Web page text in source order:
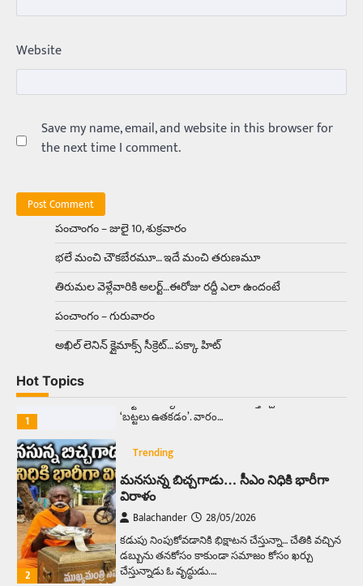
Website
Save my name, email, and website in this browser for
the next time I comment.
పంచాంగం – జులై 10, శుక్రవారం
భలే మంచి చౌకబేరమూ… ఇదే మంచి తరుణమూ
తిరుమల వెళ్లేవారికి అలర్ట్‌…ఈరోజు రద్దీ ఎలా ఉందంటే
పంచాంగం – గురువారం
అఖిల్‌ లెనిన్ క్లైమాక్స్‌ సీక్రెట్‌… పక్కా హిట్‌
Hot Topics
Balachander 15/04/2026
అందమైన అమ్మాయిని పుత్తడి బొమ్మఅని లేదా బాపూ
అందంగా ఉంటారనే నానుడి…
Balachander
ఉత్తర ప్రదేశ్‌లోని ఝాన్సీ జిల్లాలో ఒక వింతైన రోడ్డు
ప్రమాదం చోటుచేసుకుంది. ఝాన్సీ–కాన్పూర్ జాతీయ
రహదారిపై వేల సంఖ్యలో బీరు…
1
Trending
అక్కడ ఆదివారం బట్టలు ఉతికితే…జైలుకే
సాఫ్ట్‌వేర్ ఉద్యోగి వరకు అందరికీ గుర్తొచ్చే మొదటి పని
‘బట్టలు ఉతకడం’. వారం…
2
Trending
మనసున్న బిచ్చగాడు… సీఎం నిధికి భారీగా
విరాళం
Balachander 28/05/2026
కడుపు నింపుకోవడానికి భిక్షాటన చేస్తున్నా… చేతికి వచ్చిన
డబ్బును తనకోసం కాకుండా సమాజం కోసం ఖర్చు
చేస్తున్నాడు ఓ వృద్ధుడు.…